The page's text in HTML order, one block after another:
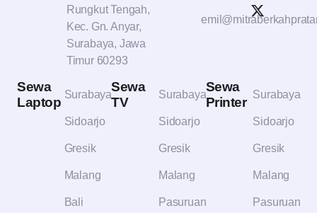
Sewa
Laptop
Surabaya
Sidoarjo
Gresik
Malang
Bali
Sewa
TV
Surabaya
Sidoarjo
Gresik
Malang
Pasuruan
Sewa
Printer
Surabaya
Sidoarjo
Gresik
Malang
Pasuruan
Rungkut Tengah,
Kec. Gn. Anyar,
Surabaya, Jawa
Timur 60293